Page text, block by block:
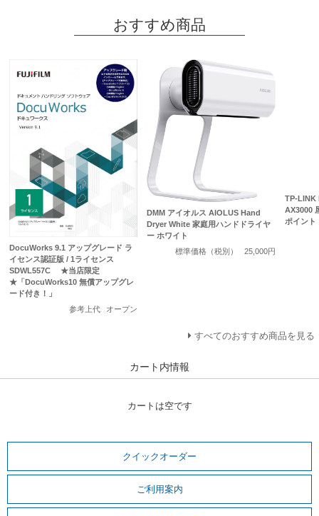
おすすめ商品
DocuWorks 9.1 アップグレード ラ
イセンス認証版 / 1ライセンス
SDWL557C ★当店限定
★「DocuWorks10 無償アップグレ
ード付き！」
参考上代
オープン
DMM アイオルス AIOLUS Hand
Dryer White 家庭用ハンドドライヤ
ー ホワイト
標準価格（税別）
25,000円
TP-LINK
AX3000
ポイント
すべてのおすすめ商品を見る
カート内情報
カートは空です
クイックオーダー
ご利用案内